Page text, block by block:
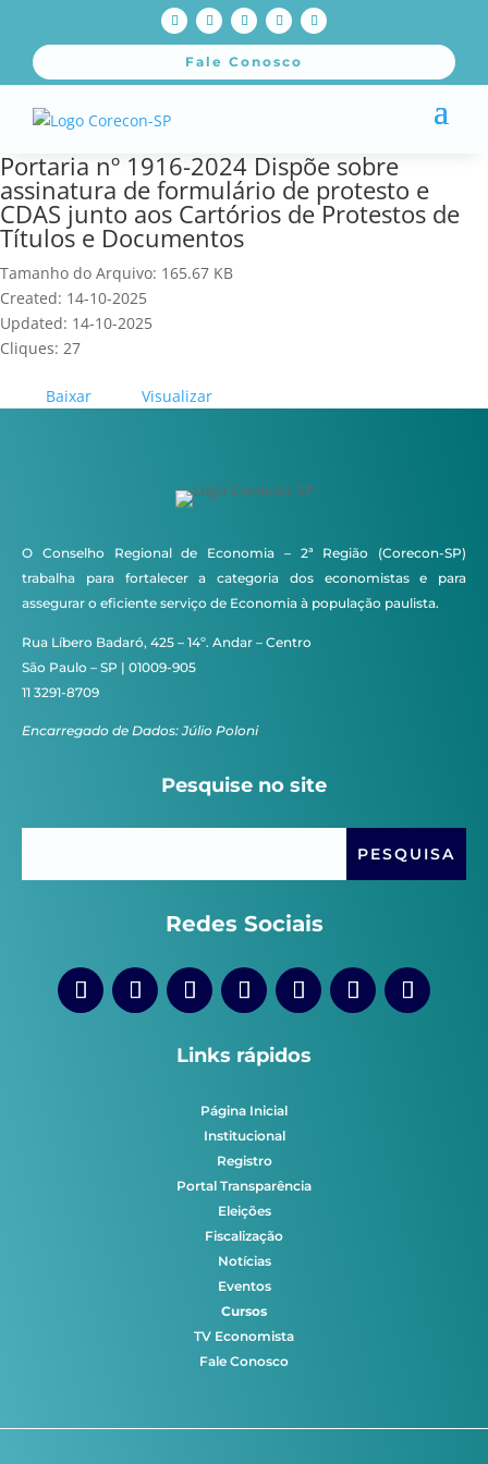
Fale Conosco
Portaria nº 1916-2024 Dispõe sobre
assinatura de formulário de protesto e
CDAS junto aos Cartórios de Protestos de
Títulos e Documentos
Tamanho do Arquivo: 165.67 KB
Created: 14-10-2025
Updated: 14-10-2025
Cliques: 27
Baixar Visualizar
O Conselho Regional de Economia – 2ª Região (Corecon-SP)
trabalha para fortalecer a categoria dos economistas e para
assegurar o eficiente serviço de Economia à população paulista.
Rua Líbero Badaró, 425 – 14º. Andar – Centro
São Paulo – SP | 01009-905
11 3291-8709
Encarregado de Dados: Júlio Poloni
Pesquise no site
Redes Sociais
Links rápidos
Página Inicial
Institucional
Registro
Portal Transparência
Eleições
Fiscalização
Notícias
Eventos
Cursos
TV Economista
Fale Conosco